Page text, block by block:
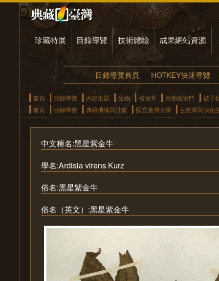
珍藏特展 目錄導覽 技術體驗 成果網站資源
目錄導覽首頁 HOTKEY快速導覽
首頁 目錄導覽 內容主題 生物 植物界 胚胎植物門
被子
首頁
目錄導覽 典藏機構與計畫 國立臺灣大學 生態學與演化
中文種名:黑星紫金牛
學名:Ardisia virens Kurz
俗名:黑星紫金牛
俗名（英文）:黑星紫金牛